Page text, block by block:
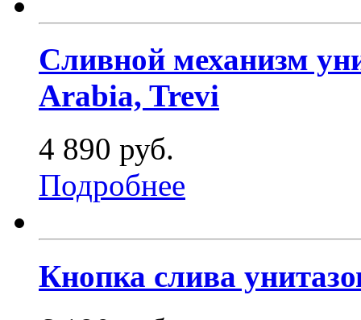
Сливной механизм
Arabia, Trevi
4 890 руб.
Подробнее
Кнопка слива